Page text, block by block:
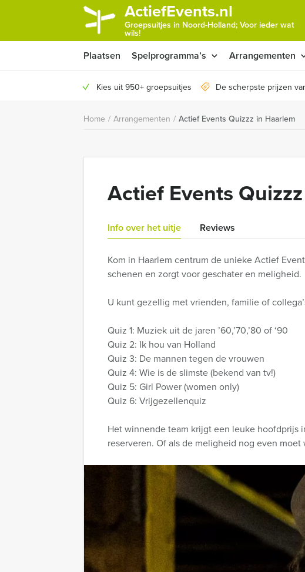
ActiefEvents.nl
Groepsuitjes in Noord-Holland; Voor ieder wat
wils!
Plaatsen Spelprogramma’s Arrangementen
Kies uit 950+ groepsuitjes De scherpste prijzen
Home / Arrangementen / Actief Events Quizzz in Haarlem
Actief Events
Info over het uitje Reviews
Kom in Haarlem centrum de unieke Actief
schenen en zorgt voor geschater en meligheid.
U kunt gezellig met vrienden, familie of
Quiz 1: Muziek uit de jaren ’60,’70,’80 of ‘90
Quiz 2: Ik hou van Holland
Quiz 3: De mannen tegen de vrouwen
Quiz 4: Wie is de slimste (bekend van tv!)
Quiz 5: Girl Power (women only)
Quiz 6: Vrijgezellenquiz
Het winnende team krijgt een leuke hoofdprijs
reserveren. Of als de meligheid nog even